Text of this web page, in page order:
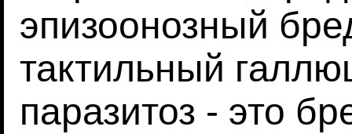
эпизоонозный
тактильный
паразитоз - это